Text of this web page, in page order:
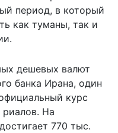
период, в который
как туманы, так и
дешевых валют
банка Ирана, один
курс
На
770 тыс.